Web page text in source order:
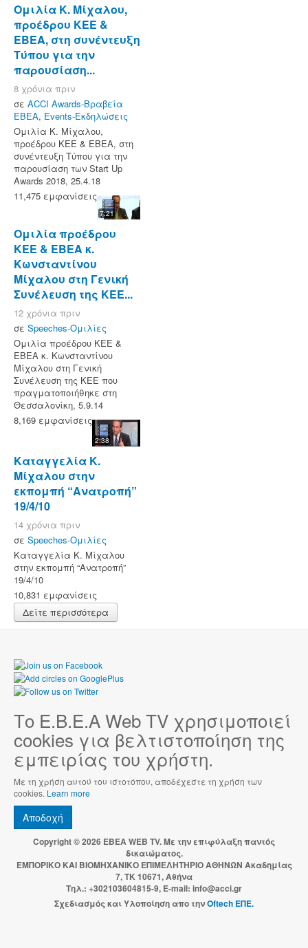
Ομιλία Κ. Μίχαλου,
προέδρου ΚΕΕ &
ΕΒΕΑ, στη συνέντευξη
Τύπου για την
παρουσίαση...
8 χρόνια πριν
σε ACCI Awards-Βραβεία
ΕΒΕΑ, Events-Εκδηλώσεις
Ομιλία Κ. Μίχαλου,
προέδρου ΚΕΕ & ΕΒΕΑ, στη
συνέντευξη Τύπου για την
παρουσίαση των Start Up
Awards 2018, 25.4.18
11,475 εμφανίσεις
7:21
Ομιλία προέδρου
ΚΕΕ & ΕΒΕΑ κ.
Κωνσταντίνου
Μίχαλου στη Γενική
Συνέλευση της ΚΕΕ...
12 χρόνια πριν
σε Speeches-Ομιλίες
Ομιλία προέδρου ΚΕΕ &
ΕΒΕΑ κ. Κωνσταντίνου
Μίχαλου στη Γενική
Συνέλευση της ΚΕΕ που
πραγματοποιήθηκε στη
Θεσσαλονίκη, 5.9.14
8,169 εμφανίσεις
2:38
Καταγγελία Κ.
Μίχαλου στην
εκπομπή “Ανατροπή”
19/4/10
14 χρόνια πριν
σε Speeches-Ομιλίες
Καταγγελία Κ. Μίχαλου
στην εκπομπή “Ανατροπή”
19/4/10
10,831 εμφανίσεις
Δείτε περισσότερα
Το Ε.Β.Ε.Α Web TV χρησιμοποιεί
cookies για βελτιστοποίηση της
εμπειρίας του χρήστη.
Με τη χρήση αυτού του ιστοτόπου, αποδέχεστε τη χρήση των
cookies. Learn more
Αποδοχή
Copyright © 2026 EBEA WEB TV. Με την επιφύλαξη παντός
δικαιώματος.
ΕΜΠΟΡΙΚΟ ΚΑΙ ΒΙΟΜΗΧΑΝΙΚΟ ΕΠΙΜΕΛΗΤΗΡΙΟ ΑΘΗΝΩΝ Ακαδημίας
7, ΤΚ 10671, Αθήνα
Τηλ.: +302103604815-9, E-mail: info@acci.gr
Σχεδιασμός και Υλοποίηση απο τηνOftech ΕΠΕ.